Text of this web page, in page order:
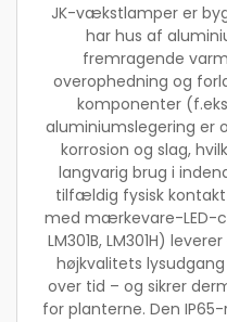
JK-vækstlamper er
har hus af
fremragende
overophedning og
komponenter
aluminiumslegering er
korrosion og slag,
langvarig brug i
tilfældig fysisk
med mærkevare-LED-
LM301B, LM301H)
højkvalitets
over tid – og sikrer
for planterne. Den